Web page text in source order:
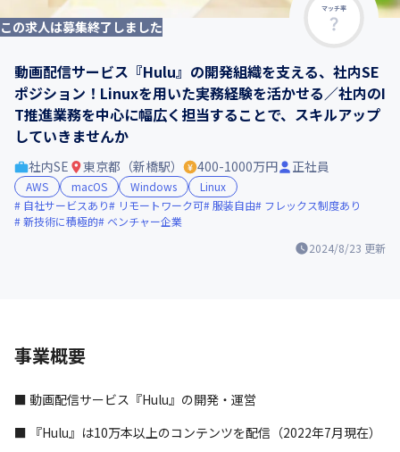
マッチ率
この求人は募集終了しました
動画配信サービス『Hulu』の開発組織を支える、社内SE
ポジション！Linuxを用いた実務経験を活かせる／社内のI
T推進業務を中心に幅広く担当することで、スキルアップ
していきませんか
2024/8/23 更新
社内SE 東京都（新橋駅） 400-1000万円 正社員
AWS macOS Windows
Linux
自社サービスあり
リモートワーク可 服装自由
フレックス制度あり
新技術に積極的
ベンチャー企業
事業概要
■ 動画配信サービス『Hulu』の開発・運営
■ 『Hulu』は10万本以上のコンテンツを配信（2022年7月現在）